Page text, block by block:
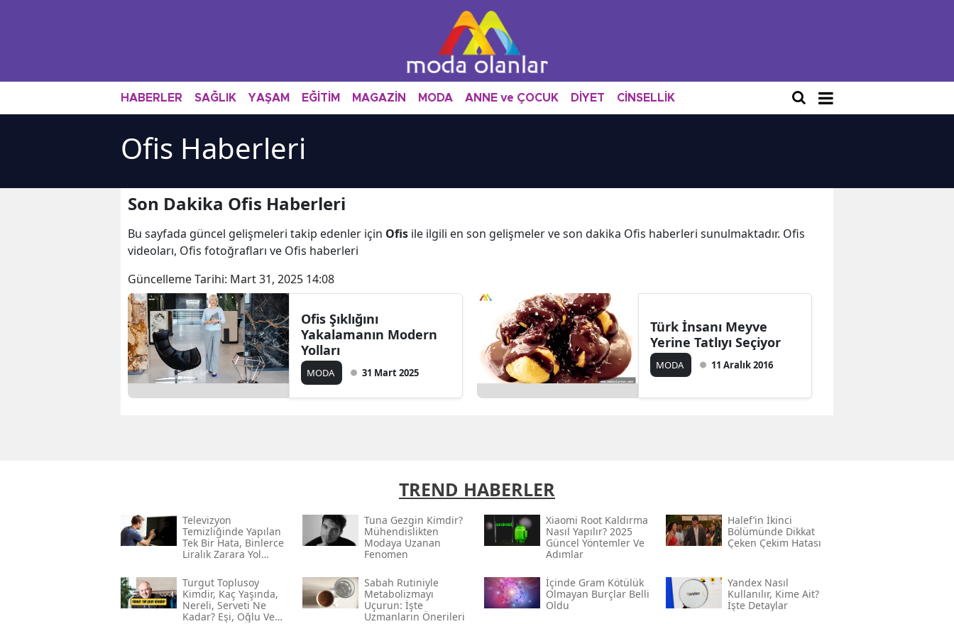
HABERLER SAĞLIK YAŞAM EĞİTİM MAGAZİN MODA ANNE ve ÇOCUK DİYET CİNSELLİK
Ofis Haberleri
Son Dakika Ofis Haberleri
Bu sayfada güncel gelişmeleri takip edenler için Ofis ile ilgili en son gelişmeler ve son dakika Ofis haberleri sunulmaktadır. Ofis
videoları, Ofis fotoğrafları ve Ofis haberleri
Güncelleme Tarihi: Mart 31, 2025 14:08
Ofis Şıklığını
Yakalamanın Modern
Yolları
MODA 31 Mart 2025
Türk İnsanı Meyve
Yerine Tatlıyı Seçiyor
MODA 11 Aralık 2016
TREND HABERLER
Televizyon
Temizliğinde Yapılan
Tek Bir Hata, Binlerce
Liralık Zarara Yol
Tuna Gezgin Kimdir?
Mühendislikten
Modaya Uzanan
Fenomen
Xiaomi Root Kaldırma
Nasıl Yapılır? 2025
Güncel Yöntemler Ve
Adımlar
Halef’in İkinci
Bölümünde Dikkat
Çeken Çekim Hatası
Turgut Toplusoy
Kimdir, Kaç Yaşında,
Nereli, Serveti Ne
Kadar? Eşi, Oğlu Ve
Sabah Rutiniyle
Metabolizmayı
Uçurun: İşte
Uzmanların Önerileri
İçinde Gram Kötülük
Olmayan Burçlar Belli
Oldu
Yandex Nasıl
Kullanılır, Kime Ait?
İşte Detaylar